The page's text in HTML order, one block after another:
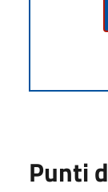
Punti